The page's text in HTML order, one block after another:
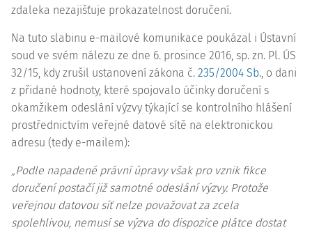
zdaleka nezajišťuje prokazatelnost doručení.
Na tuto slabinu e-mailové komunikace poukázal i Ústavní
soud ve svém nálezu ze dne 6. prosince 2016, sp. zn. Pl. ÚS
32/15, kdy zrušil ustanovení zákona č. 235/2004 Sb., o dani
z přidané hodnoty, které spojovalo účinky doručení s
okamžikem odeslání výzvy týkající se kontrolního hlášení
prostřednictvím veřejné datové sítě na elektronickou
adresu (tedy e-mailem):
„Podle napadené právní úpravy však pro vznik fikce
doručení postačí již samotné odeslání výzvy. Protože
veřejnou datovou síť nelze považovat za zcela
spolehlivou, nemusí se výzva do dispozice plátce dostat